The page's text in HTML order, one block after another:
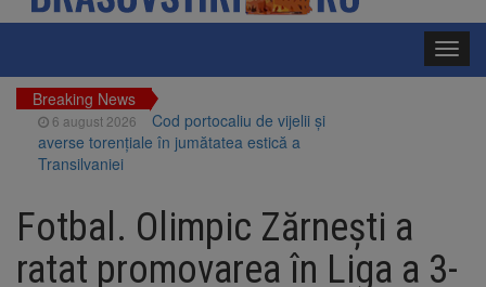
Breaking News
6 august 2026
Cod portocaliu de vijelii și
averse torențiale în jumătatea estică a
Transilvaniei
după ce și-ar fi agresat soția de două ori în
câteva zile
Urmele atelajului i-au condus
pe polițiști la cioate. Bărbat prins în pădure la
Fotbal. Olimpic Zărnești a
ratat promovarea în Liga a 3-